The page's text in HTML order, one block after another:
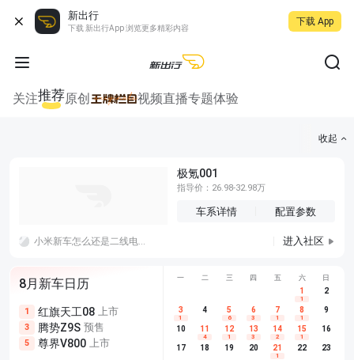
新出行
下载 新出行App 浏览更多精彩内容
下载 App
关注推荐原创 视频直播专题体验
收起
极氪001
指导价：26.98-32.98万
车系详情 配置参数
小米新车怎么还是二线电池的400v架构，虽然是油电混合，但充电功率也太慢了 进入社区
8月新车日历
1 红旗天工08 上市
3 腾势Z9S 预售
5 尊界V800 上市
尊界V680 上市
享界G9 预售
别克至境L7 预售
埃安
长城H10
深蓝S05
一 二 三 四 五 六 日
1
1
2
3
1
4 5
6
6
3
7
1
8
1
9
10 11
4
12
1
13
3
14
2
15
1
16
17 18 19 20 21
1
22 23